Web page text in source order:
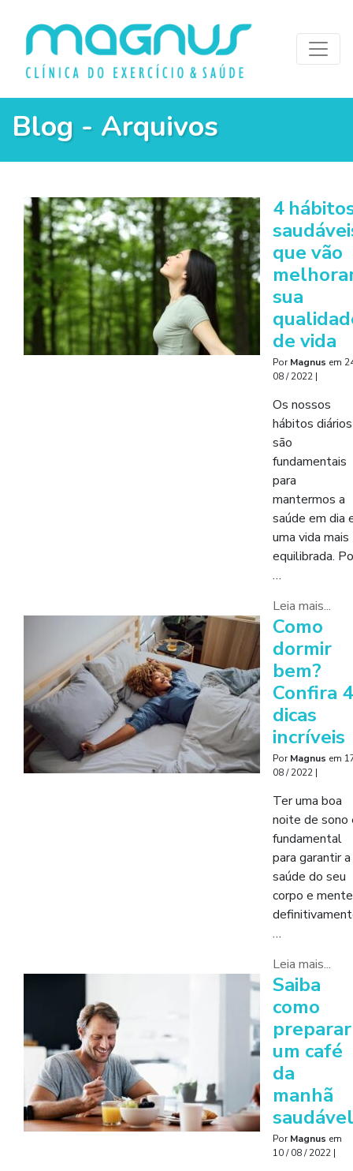
Blog - Arquivos
4
que vão
sua
de vida
PorMagnus em
08 / 2022 |
Os nossos
hábitos diários
são
fundamentais
para
mantermos a
saúde em dia
uma vida mais
equilibrada.
…
Leia mais...
Como
dormir
bem?
Confira 4
dicas
incríveis
PorMagnus em
08 / 2022 |
Ter uma boa
noite de sono
fundamental
para garantir a
saúde do seu
corpo e
…
Leia mais...
Saiba
como
preparar
um café
da
manhã
saudável
PorMagnus em
10 / 08 / 2022 |